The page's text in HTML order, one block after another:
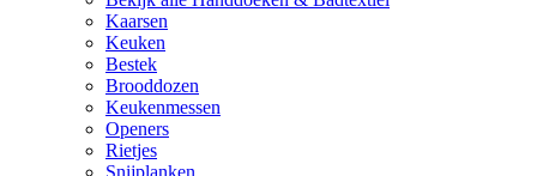
Kaarsen
Keuken
Bestek
Brooddozen
Keukenmessen
Openers
Rietjes
Snijplanken